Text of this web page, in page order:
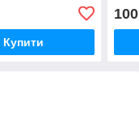
Купити
100